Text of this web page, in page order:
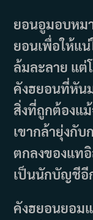
ยอนอูมอบหม
ยอนเพื่อให้แ
ล้มละลาย แต่
คังฮยอนที่หันม
สิ่งที่ถูกต้องแ
เขากล้ายุ่งกั
ตกลงของแท
เป็นนักบัญชีอี
คังฮยอนยอม